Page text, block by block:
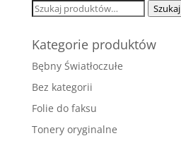
Szukaj: Szukaj
Kategorie produktów
Bębny Światłoczułe
Bez kategorii
Folie do faksu
Tonery oryginalne